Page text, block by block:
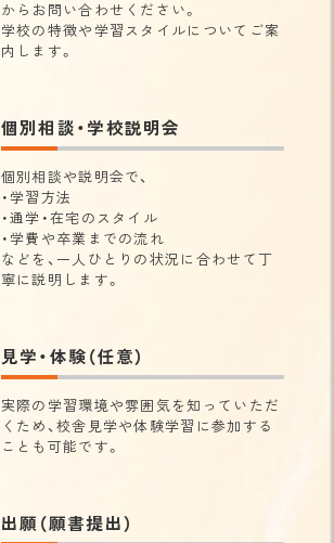
からお問い合わせください。
学校の特徴や学習スタイルについてご案
内します。
個別相談・学校説明会
個別相談や説明会で、
・学習方法
・通学・在宅のスタイル
・学費や卒業までの流れ
などを、一人ひとりの状況に合わせて丁
寧に説明します。
見学・体験（任意）
実際の学習環境や雰囲気を知っていただ
くため、校舎見学や体験学習に参加する
ことも可能です。
出願（願書提出）